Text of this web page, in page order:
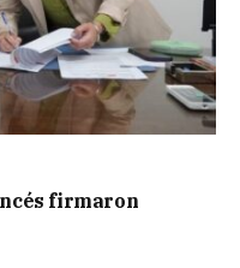
firmaron